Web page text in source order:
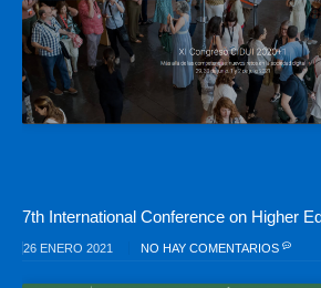
7th International Conference on Higher
26 ENERO 2021 NO HAY COMENTARIOS